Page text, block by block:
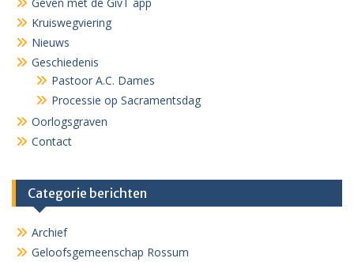
Kruiswegviering
Nieuws
Geschiedenis
Pastoor A.C. Dames
Processie op Sacramentsdag
Oorlogsgraven
Contact
Categorie berichten
Archief
Geloofsgemeenschap Rossum